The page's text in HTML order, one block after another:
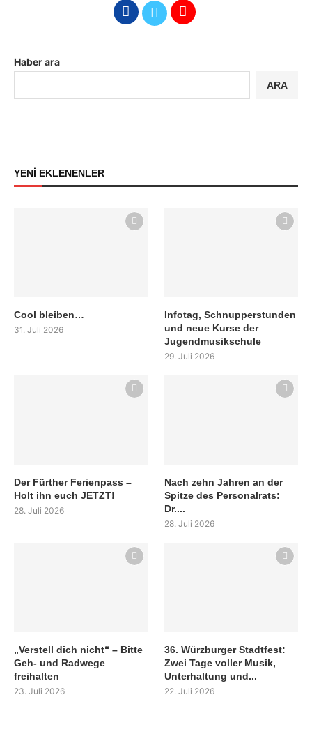
Haber ara
ARA
YENİ EKLENENLER
Cool bleiben…
31. Juli 2026
Infotag, Schnupperstunden
und neue Kurse der
Jugendmusikschule
29. Juli 2026
Der Fürther Ferienpass –
Holt ihn euch JETZT!
28. Juli 2026
Nach zehn Jahren an der
Spitze des Personalrats:
Dr....
28. Juli 2026
„Verstell dich nicht“ – Bitte
Geh- und Radwege
freihalten
23. Juli 2026
36. Würzburger Stadtfest:
Zwei Tage voller Musik,
Unterhaltung und...
22. Juli 2026